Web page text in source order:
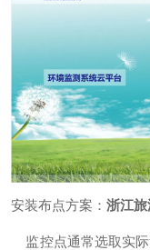
安装布点方案： 浙江
监控点通常选取实际